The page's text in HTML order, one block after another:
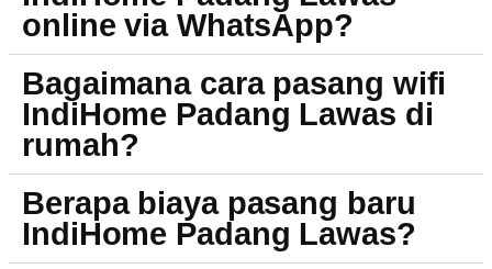
online via WhatsApp?
Bagaimana cara pasang wifi
IndiHome Padang Lawas di
rumah?
Berapa biaya pasang baru
IndiHome Padang Lawas?